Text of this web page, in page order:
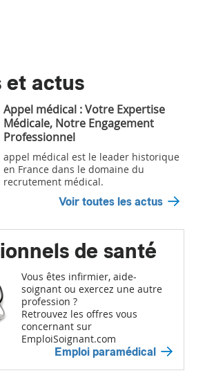
et actus
Appel médical : Votre Expertise
Médicale, Notre Engagement
Professionnel
appel médical est le leader historique
en France dans le domaine du
recrutement médical.
Voir toutes les actus
de santé
Vous êtes infirmier, aide-
soignant ou exercez une autre
profession ?
Retrouvez les offres vous
concernant sur
EmploiSoignant.com
Emploi paramédical